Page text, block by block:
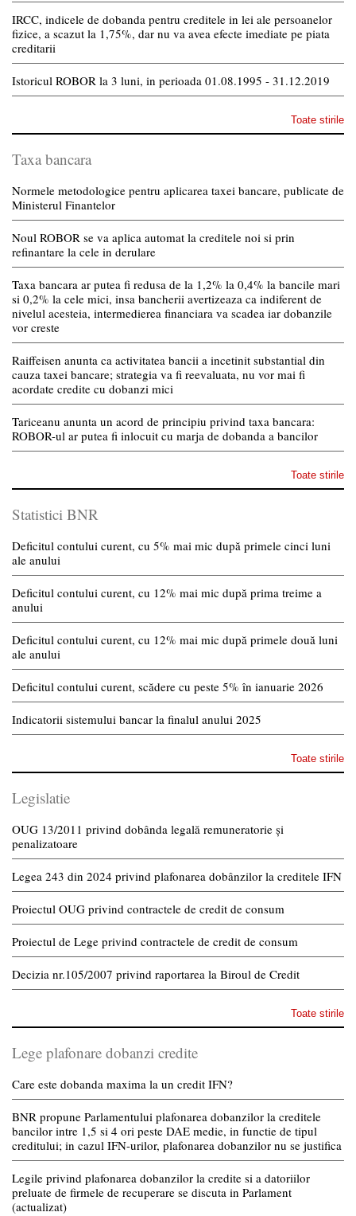
IRCC, indicele de dobanda pentru creditele in lei ale persoanelor
fizice, a scazut la 1,75%, dar nu va avea efecte imediate pe piata
creditarii
Istoricul ROBOR la 3 luni, in perioada 01.08.1995 - 31.12.2019
Toate stirile
Taxa bancara
Normele metodologice pentru aplicarea taxei bancare, publicate de
Ministerul Finantelor
Noul ROBOR se va aplica automat la creditele noi si prin
refinantare la cele in derulare
Taxa bancara ar putea fi redusa de la 1,2% la 0,4% la bancile mari
si 0,2% la cele mici, insa bancherii avertizeaza ca indiferent de
nivelul acesteia, intermedierea financiara va scadea iar dobanzile
vor creste
Raiffeisen anunta ca activitatea bancii a incetinit substantial din
cauza taxei bancare; strategia va fi reevaluata, nu vor mai fi
acordate credite cu dobanzi mici
Tariceanu anunta un acord de principiu privind taxa bancara:
ROBOR-ul ar putea fi inlocuit cu marja de dobanda a bancilor
Toate stirile
Statistici BNR
Deficitul contului curent, cu 5% mai mic după primele cinci luni
ale anului
Deficitul contului curent, cu 12% mai mic după prima treime a
anului
Deficitul contului curent, cu 12% mai mic după primele două luni
ale anului
Deficitul contului curent, scădere cu peste 5% în ianuarie 2026
Indicatorii sistemului bancar la finalul anului 2025
Toate stirile
Legislatie
OUG 13/2011 privind dobânda legală remuneratorie și
penalizatoare
Legea 243 din 2024 privind plafonarea dobânzilor la creditele IFN
Proiectul OUG privind contractele de credit de consum
Proiectul de Lege privind contractele de credit de consum
Decizia nr.105/2007 privind raportarea la Biroul de Credit
Toate stirile
Lege plafonare dobanzi credite
Care este dobanda maxima la un credit IFN?
BNR propune Parlamentului plafonarea dobanzilor la creditele
bancilor intre 1,5 si 4 ori peste DAE medie, in functie de tipul
creditului; in cazul IFN-urilor, plafonarea dobanzilor nu se justifica
Legile privind plafonarea dobanzilor la credite si a datoriilor
preluate de firmele de recuperare se discuta in Parlament
(actualizat)